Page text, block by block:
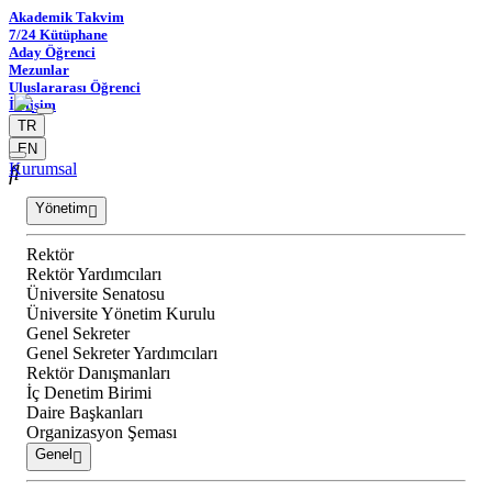
Akademik Takvim
7/24 Kütüphane
Aday Öğrenci
Mezunlar
Uluslararası Öğrenci
İletişim
TR
EN
Kurumsal
Yönetim
Rektör
Rektör Yardımcıları
Üniversite Senatosu
Üniversite Yönetim Kurulu
Genel Sekreter
Genel Sekreter Yardımcıları
Rektör Danışmanları
İç Denetim Birimi
Daire Başkanları
Organizasyon Şeması
Genel